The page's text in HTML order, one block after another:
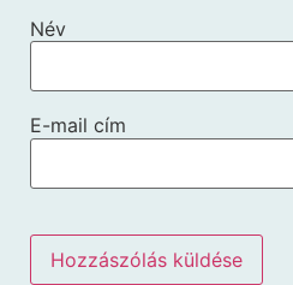
Név
E-mail cím